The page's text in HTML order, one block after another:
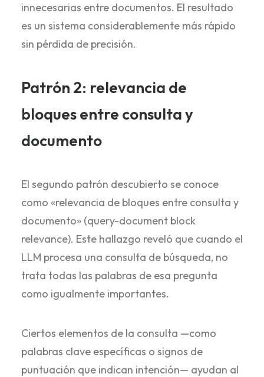
innecesarias entre documentos. El resultado
es un sistema considerablemente más rápido
sin pérdida de precisión.
Patrón 2: relevancia de
bloques entre consulta y
documento
El segundo patrón descubierto se conoce
como «relevancia de bloques entre consulta y
documento» (query-document block
relevance). Este hallazgo reveló que cuando el
LLM procesa una consulta de búsqueda, no
trata todas las palabras de esa pregunta
como igualmente importantes.
Ciertos elementos de la consulta —como
palabras clave específicas o signos de
puntuación que indican intención— ayudan al